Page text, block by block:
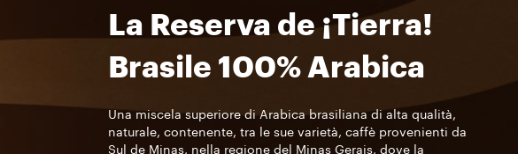
La Reserva de ¡Tierra!
Brasile 100% Arabica
Una miscela superiore di Arabica brasiliana di alta qualità,
naturale, contenente, tra le sue varietà, caffè provenienti da
Sul de Minas, nella regione del Minas Gerais, dove la